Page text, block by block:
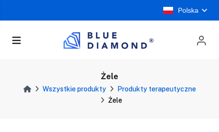
Polska
Żele
Wszystkie produkty
Produkty terapeutyczne
Żele